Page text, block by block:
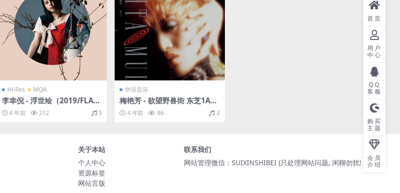
Hi-Res MQA
李幸倪 - 浮世绘（2019/FLAC/
分轨/520M）(MQA/24bit/48
kHz)
4 年前 212 5
华语音乐
梅艳芳 - 欲望野兽街 东芝1A2
1991 [WAV+CUE/整轨/461M]
4 年前 86 2
关于本站
个人中心
资源标签
网站言版
联系我们
网站管理微信：SUIXINSHIBEI (只处理网站问题, 闲聊勿扰! )
首页
用户
中心
QQ
客服
购买
主题
会员
介绍